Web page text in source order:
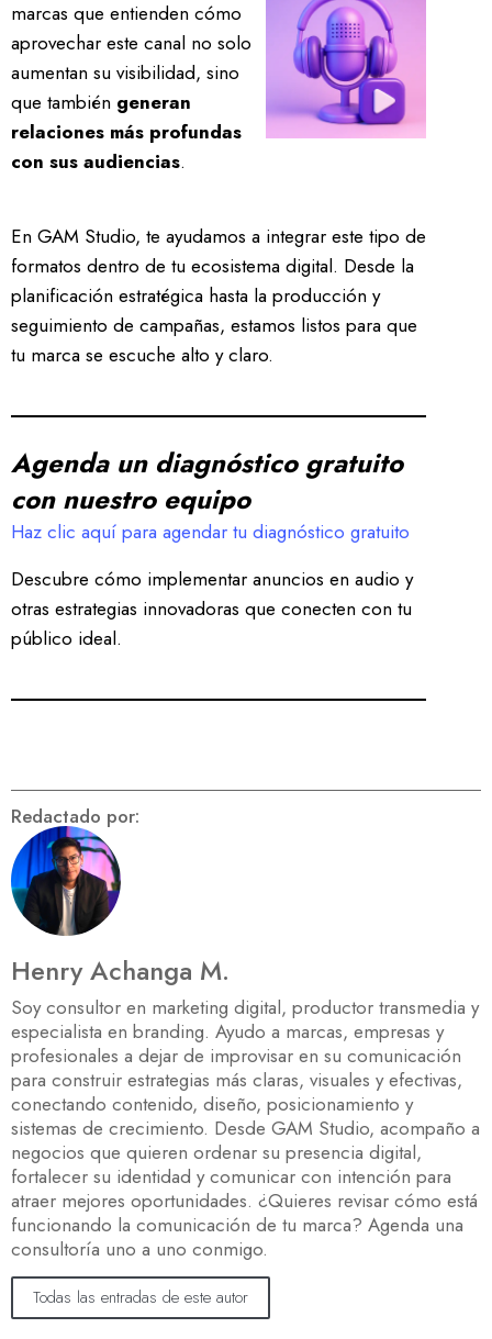
marcas que entienden cómo
aprovechar este canal no solo
aumentan su visibilidad, sino
que también generan
relaciones más profundas
con sus audiencias.
En GAM Studio, te ayudamos a integrar este tipo de
formatos dentro de tu ecosistema digital. Desde la
planificación estratégica hasta la producción y
seguimiento de campañas, estamos listos para que
tu marca se escuche alto y claro.
Agenda un diagnóstico gratuito
con nuestro equipo
Haz clic aquí para agendar tu diagnóstico gratuito
Descubre cómo implementar anuncios en audio y
otras estrategias innovadoras que conecten con tu
público ideal.
Redactado por:
Henry Achanga M.
Soy consultor en marketing digital, productor transmedia y
especialista en branding. Ayudo a marcas, empresas y
profesionales a dejar de improvisar en su comunicación
para construir estrategias más claras, visuales y efectivas,
conectando contenido, diseño, posicionamiento y
sistemas de crecimiento. Desde GAM Studio, acompaño a
negocios que quieren ordenar su presencia digital,
fortalecer su identidad y comunicar con intención para
atraer mejores oportunidades. ¿Quieres revisar cómo está
funcionando la comunicación de tu marca? Agenda una
consultoría uno a uno conmigo.
Todas las entradas de este autor